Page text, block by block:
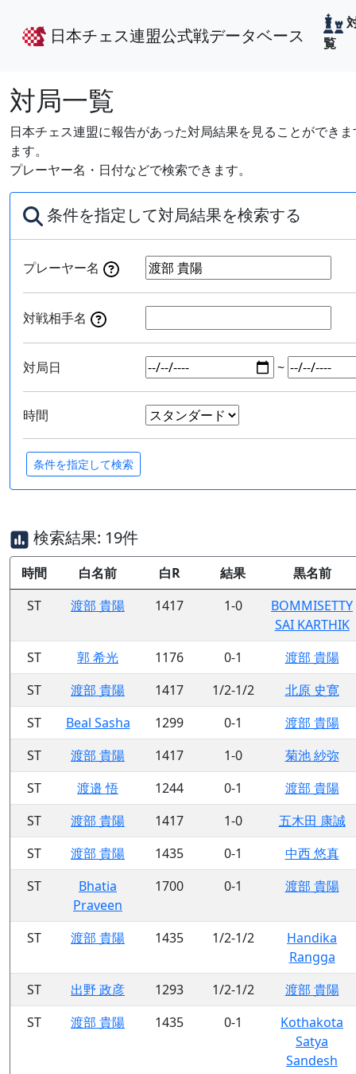
日本チェス連盟公式戦データベース
覧
対局一覧
日本チェス連盟に報告があった対局結果を見ることができ
ます。
プレーヤー名・日付などで検索できます。
条件を指定して対局結果を検索する
プレーヤー名
対戦相手名
対局日 ~
時間
検索結果: 19件
時間 白名前 白R 結果
黒名前
ST
渡部 貴陽 1417 1-0
BOMMISETTY
SAI KARTHIK
ST
郭 希光 1176 0-1
渡部 貴陽
ST
渡部 貴陽 1417 1/2-1/2
北原 史寛
ST
Beal Sasha 1299 0-1
渡部 貴陽
ST
渡部 貴陽 1417 1-0
菊池 紗弥
ST
渡邉 悟 1244 0-1
渡部 貴陽
ST
渡部 貴陽 1417 1-0
五木田 康誠
ST
渡部 貴陽 1435 0-1
中西 悠真
ST
Bhatia
Praveen
1700 0-1 渡部 貴陽
ST 渡部 貴陽 1435 1/2-1/2
Handika
Rangga
ST
出野 政彦 1293 1/2-1/2
渡部 貴陽
ST
渡部 貴陽 1435 0-1
Kothakota
Satya
Sandesh